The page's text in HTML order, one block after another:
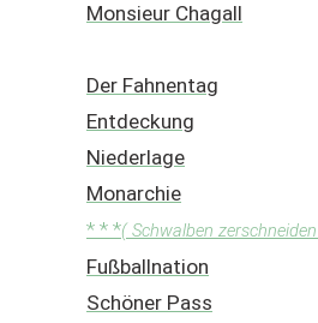
Monsieur Chagall
Der Fahnentag
Entdeckung
Niederlage
Monarchie
* * *( Schwalben zerschneiden
Fußballnation
Schöner Pass